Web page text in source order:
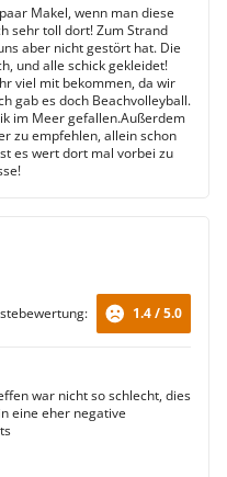
Makel, wenn man diese
sehr toll dort! Zum Strand
aber nicht gestört hat. Die
und alle schick gekleidet!
viel mit bekommen, da wir
gab es doch Beachvolleyball.
im Meer gefallen.Außerdem
zu empfehlen, allein schon
es wert dort mal vorbei zu
1.4 / 5.0
war nicht so schlecht, dies
eine eher negative